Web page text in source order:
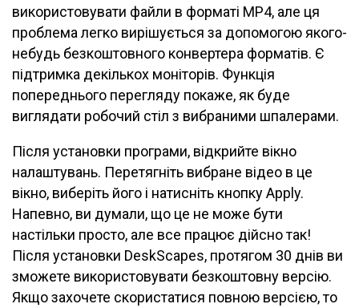
використовувати файли в форматі MP4, але ця
проблема легко вирішується за допомогою якого-
небудь безкоштовного конвертера форматів. Є
підтримка декількох моніторів. Функція
попереднього перегляду покаже, як буде
виглядати робочий стіл з вибраними шпалерами.
Після установки програми, відкрийте вікно
налаштувань. Перетягніть вибране відео в це
вікно, виберіть його і натисніть кнопку Apply.
Напевно, ви думали, що це не може бути
настільки просто, але все працює дійсно так!
Після установки DeskScapes, протягом 30 днів ви
зможете використовувати безкоштовну версію.
Якщо захочете скористатися повною версією, то